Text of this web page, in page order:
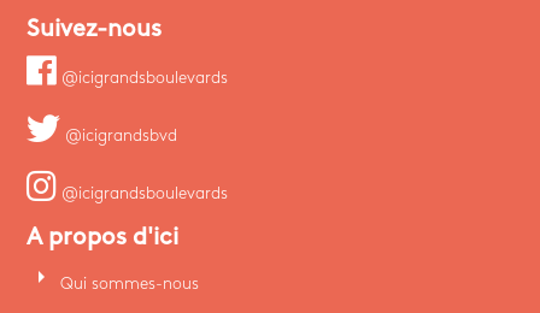
Suivez-nous
@icigrandsboulevards
@icigrandsbvd
@icigrandsboulevards
A propos d'ici
arrow_right Qui sommes-nous